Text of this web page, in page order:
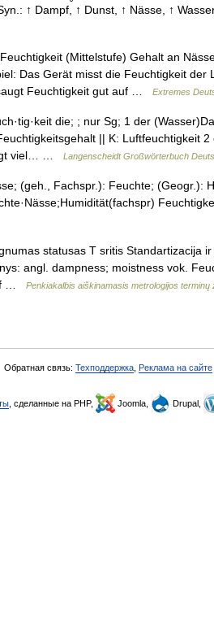
↑ Dampf, ↑ Dunst, ↑ Nässe, ↑
(Mittelstufe) Gehalt an
Das Gerät misst die Feuchtigkeit
Feuchtigkeit gut auf …
Extremes
die; ; nur Sg; 1 der
|| K: Luftfeuchtigkeit
viel… …
Langenscheidt Großwörterbuch
(geh., Fachspr.): Feuchte; (Geogr.):
statusas T sritis Standartizacija
angl. dampness; moistness vok.
f …
Penkiakalbis aiškinamasis metrologijos terminų
Обратная связь: Техподдержка Реклама на сайте
, сделанные на PHP, Joomla, Drupal,